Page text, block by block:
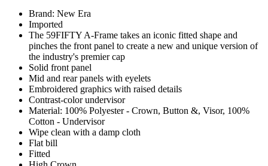
Brand: New Era
Imported
The 59FIFTY A-Frame takes an iconic fitted shape and
pinches the front panel to create a new and unique version of
the industry's premier cap
Solid front panel
Mid and rear panels with eyelets
Embroidered graphics with raised details
Contrast-color undervisor
Material: 100% Polyester - Crown, Button &, Visor, 100%
Cotton - Undervisor
Wipe clean with a damp cloth
Flat bill
Fitted